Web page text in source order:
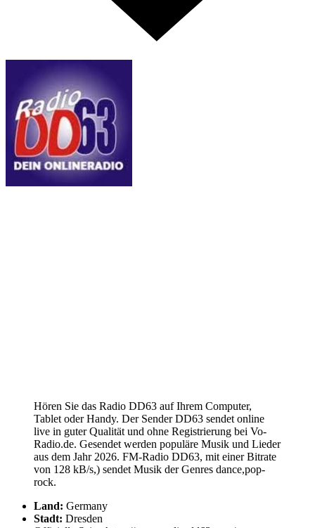
Hören Sie das Radio DD63 auf Ihrem Computer,
Tablet oder Handy. Der Sender DD63 sendet online
live in guter Qualität und ohne Registrierung bei Vo-
Radio.de. Gesendet werden populäre Musik und Lieder
aus dem Jahr 2026. FM-Radio DD63, mit einer Bitrate
von 128 kB/s,) sendet Musik der Genres dance,pop-
rock.
Land: Germany
Stadt: Dresden